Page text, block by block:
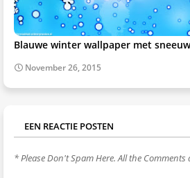
Blauwe winter wallpaper met
November 26, 2015
EEN REACTIE POSTEN
* Please Don't Spam Here. All the Comments